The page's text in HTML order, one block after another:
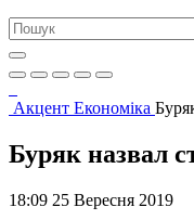
Акцент Економіка
Буряк назвал
18:09 25 Вересня 2019